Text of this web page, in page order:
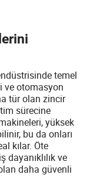
temel
ve otomasyon
tür olan zincir
sürecine
yüksek
bu da onları
kılar. Öte
ve
daha güvenli